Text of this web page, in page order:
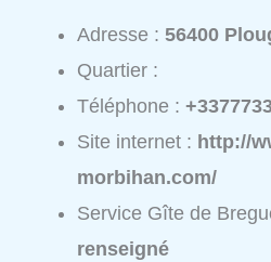
Adresse :56400
Quartier :
Téléphone :
Site internet : http://
morbihan.com/
Service Gîte de
renseigné